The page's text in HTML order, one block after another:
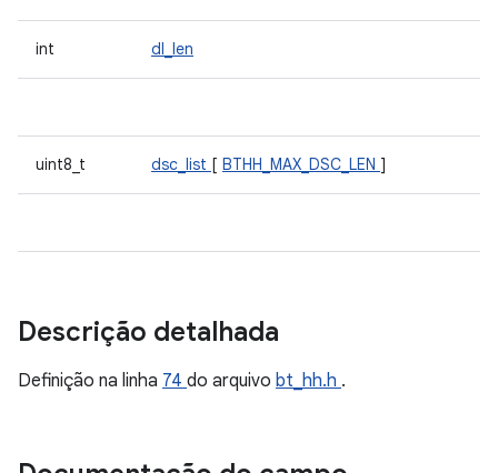
int dl_len
uint8_t dsc_list [ BTHH_MAX_DSC_LEN ]
Descrição detalhada
Definição na linha 74 do arquivo bt_hh.h .